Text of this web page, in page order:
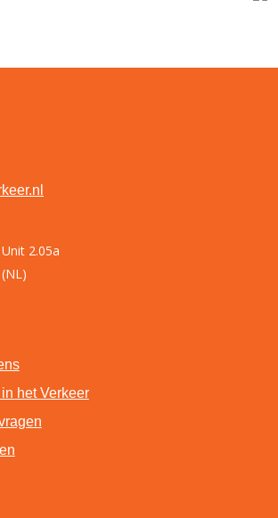
2.05a
het Verkeer